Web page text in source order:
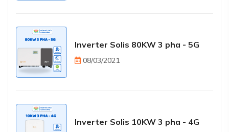
Inverter Solis 80KW 3 pha - 5G
08/03/2021
Inverter Solis 10KW 3 pha - 4G